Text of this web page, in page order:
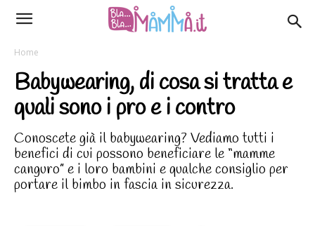
Home
Babywearing, di cosa si tratta e
quali sono i pro e i contro
Conoscete già il babywearing? Vediamo tutti i
benefici di cui possono beneficiare le “mamme
canguro” e i loro bambini e qualche consiglio per
portare il bimbo in fascia in sicurezza.